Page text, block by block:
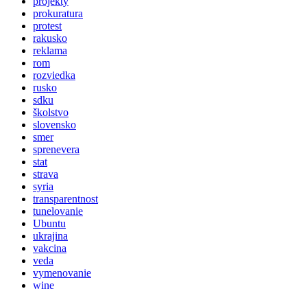
prokuratura
protest
rakusko
reklama
rom
rozviedka
rusko
sdku
školstvo
slovensko
smer
sprenevera
stat
strava
syria
transparentnost
tunelovanie
Ubuntu
ukrajina
vakcina
veda
vymenovanie
wine